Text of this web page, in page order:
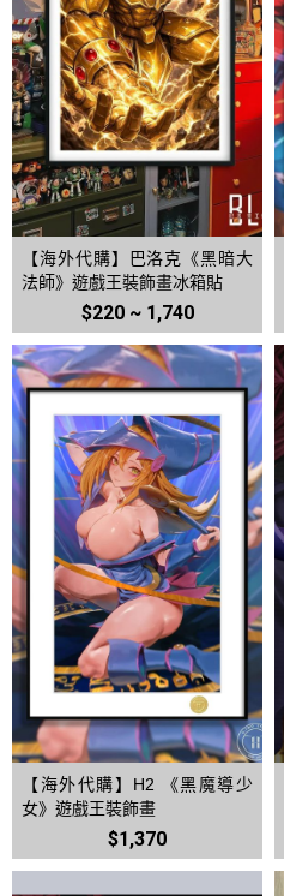
【海外代購】巴洛克《黑暗大
法師》遊戲王裝飾畫冰箱貼
$220 ~ 1,740
【海外代購】H2 《黑魔導少
女》遊戲王裝飾畫
$1,370